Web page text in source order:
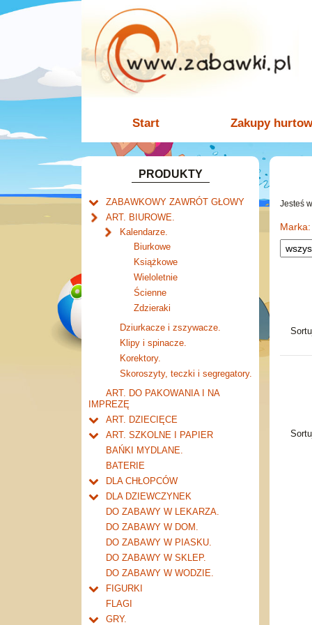
Start Zakupy
PRODUKTY
ZABAWKOWY ZAWRÓT GŁOWY
Welly.
Mały naukowiec.
Zabawki dla chłopców.
Akcesoria dla lalek.
ART. BIUROWE.
Kalendarze.
Biurkowe
Książkowe
Wieloletnie
Ścienne
Zdzieraki
Dziurkacze i zszywacze.
Klipy i spinacze.
Korektory.
Skoroszyty, teczki i segregatory.
ART. DO PAKOWANIA I NA
IMPREZĘ
ART. DZIECIĘCE
Artykuły drogeryjne.
Produkty dla mamy i
ART. SZKOLNE I PAPIER
Tornistry, plecaki i walizki.
Drobne artykuły szkolne.
Piórniki i teczki
Piśmiennicze i plastyczne
Tablice i globusy
Taśmy klejące i kleje
Notatniki, zeszyty i segregatory
BAŃKI MYDLANE.
BATERIE
DLA CHŁOPCÓW
Do kieszeni ....
Garaże i warsztaty
Tory samochodowe i kolejki
Transformery i roboty
Zabawki militarne
Inne dla chłopców
DLA DZIEWCZYNEK
Ulubieni przyjaciele
Akcesoria młodej damy
Inne
DO ZABAWY W LEKARZA.
DO ZABAWY W DOM.
DO ZABAWY W PIASKU.
DO ZABAWY W SKLEP.
DO ZABAWY W WODZIE.
FIGURKI
Dla najmłodszych
Zwierzęta
FLAGI
GRY.
Jesteś
Marka: